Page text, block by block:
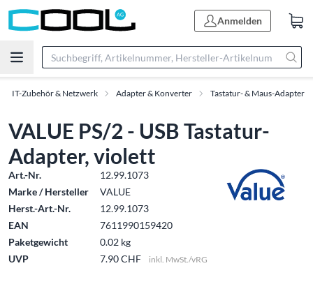
Anmelden
IT-Zubehör & Netzwerk Adapter & Konverter Tastatur- & Maus-Adapter
VALUE PS/2 - USB Tastatur-
Adapter, violett
Art.-Nr.
12.99.1073
Marke / Hersteller
VALUE
Herst.-Art.-Nr.
12.99.1073
EAN
7611990159420
Paketgewicht
0.02 kg
UVP
7.90 CHF inkl. MwSt./vRG